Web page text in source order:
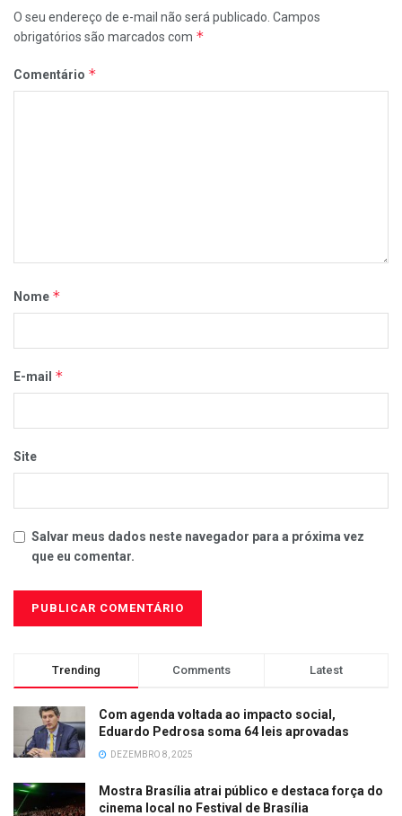
O seu endereço de e-mail não será publicado. Campos
obrigatórios são marcados com *
Comentário *
Nome *
E-mail *
Site
Salvar meus dados neste navegador para a próxima vez
que eu comentar.
Trending Comments Latest
Com agenda voltada ao impacto social,
Eduardo Pedrosa soma 64 leis aprovadas
DEZEMBRO 8, 2025
Mostra Brasília atrai público e destaca força do
cinema local no Festival de Brasília